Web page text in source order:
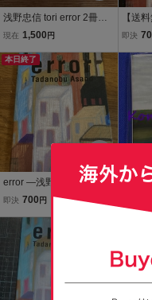
浅野忠信 tori error 2冊セ
ット 画集 リトルモア Littl
anobu Asano エラー トー
リ BOREDOMS ボアダム
ス 初版 第2刷
現在 1,500 円
【送
or 画
集
即決
本日終了
error ―浅野忠信画集 リト
ル・モア 浅野 忠信
即決 700 円
展覧
エミ